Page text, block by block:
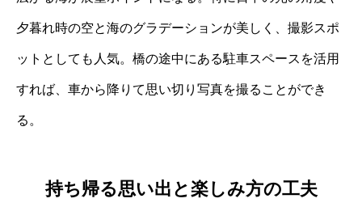
夕暮れ時の空と海のグラデーションが美しく、撮影スポ
ットとしても人気。橋の途中にある駐車スペースを活用
すれば、車から降りて思い切り写真を撮ることができ
る。
持ち帰る思い出と楽しみ方の工夫